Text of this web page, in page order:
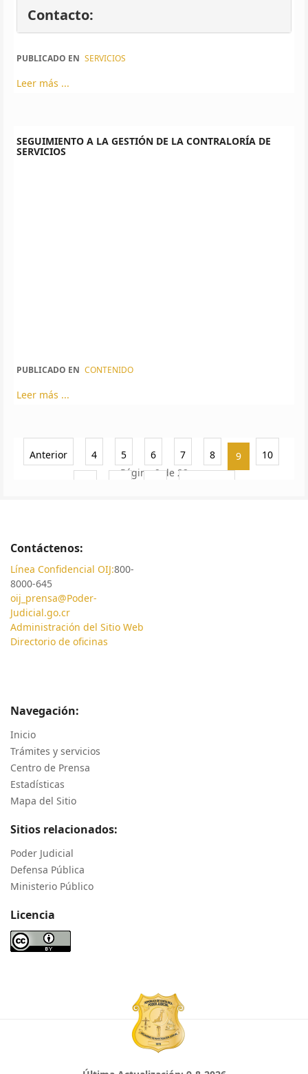
Contacto:
PUBLICADO EN SERVICIOS
Leer más ...
SEGUIMIENTO A LA GESTIÓN DE LA CONTRALORÍA DE
SERVICIOS
PUBLICADO EN CONTENIDO
Leer más ...
Anterior 4 5 6 7 8 9 10
Página 9 de 22
Contáctenos:
Línea Confidencial OIJ:800-
8000-645
oij_prensa@Poder-
Judicial.go.cr
Administración del Sitio Web
Directorio de oficinas
Navegación:
Inicio
Trámites y servicios
Centro de Prensa
Estadísticas
Mapa del Sitio
Sitios relacionados:
Poder Judicial
Defensa Pública
Ministerio Público
Licencia